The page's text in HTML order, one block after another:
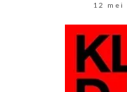
12 mei